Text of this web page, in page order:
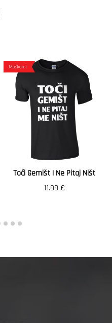
Muškarci
Toči Gemišt I Ne Pitaj Ništ
11.99 €